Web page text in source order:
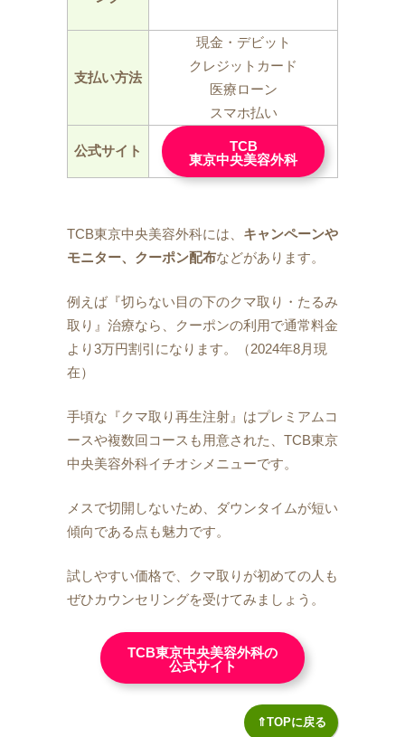
支払い方法
現金・デビット
クレジットカード
医療ローン
スマホ払い
公式サイト
TCB
東京中央美容外科
TCB東京中央美容外科には、 キャンペーンや
モニター、クーポン配布などがあります。
例えば『切らない目の下のクマ取り・たるみ
取り』治療なら、クーポンの利用で通常料金
より3万円割引になります。（2024年8月現
在）
手頃な『クマ取り再生注射』はプレミアムコ
ースや複数回コースも用意された、TCB東京
中央美容外科イチオシメニューです。
メスで切開しないため、ダウンタイムが短い
傾向である点も魅力です。
試しやすい価格で、クマ取りが初めての人も
ぜひカウンセリングを受けてみましょう。
TCB東京中央美容外科の
公式サイト
⇑TOPに戻る